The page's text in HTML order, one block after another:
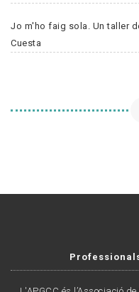
Jo m'ho faig sola. Un taller
Cuesta